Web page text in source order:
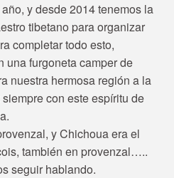
y desde 2014 tenemos la
tibetano para organizar
completar todo esto,
una furgoneta camper de
nuestra hermosa región a la
con este espíritu de
y Chichoua era el
también en provenzal…..
seguir hablando.